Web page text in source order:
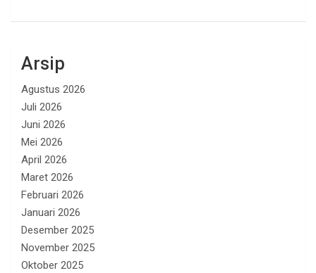
Arsip
Agustus 2026
Juli 2026
Juni 2026
Mei 2026
April 2026
Maret 2026
Februari 2026
Januari 2026
Desember 2025
November 2025
Oktober 2025